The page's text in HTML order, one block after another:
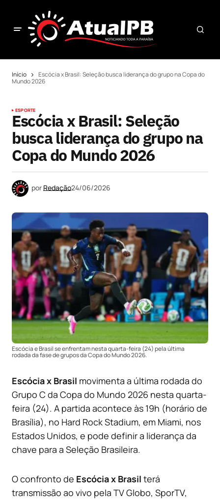
Início
Escócia x Brasil: Seleção busca liderança do grupo na Copa do
Mundo 2026
ESPORTE
Escócia x Brasil: Seleção
busca liderança do grupo na
Copa do Mundo 2026
por Redação24/06/2026
Escócia e Brasil se enfrentam nesta quarta-feira (24) pela última
rodada da fase de grupos da Copa do Mundo 2026.
Escócia x Brasil movimenta a última rodada do
Grupo C da Copa do Mundo 2026 nesta quarta-
feira (24). A partida acontece às 19h (horário de
Brasília), no Hard Rock Stadium, em Miami, nos
Estados Unidos, e pode definir a liderança da
chave para a Seleção Brasileira.
O confronto de Escócia x Brasil terá
transmissão ao vivo pela TV Globo, SporTV,